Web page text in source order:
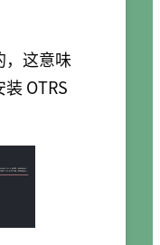
，这意味
OTRS